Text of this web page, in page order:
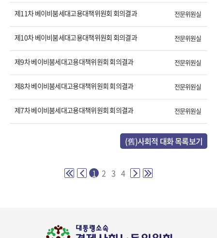
제11차 베이비붐세대고용대책위원회 회의결과 전문위원실
제10차 베이비붐세대고용대책위원회 회의결과 전문위원실
제9차 베이비붐세대고용대책위원회 회의결과 전문위원실
제8차 베이비붐세대고용대책위원회 회의결과 전문위원실
제7차 베이비붐세대고용대책위원회 회의결과 전문위원실
(舊)사회적 대화 목록보기
1 2 3 4